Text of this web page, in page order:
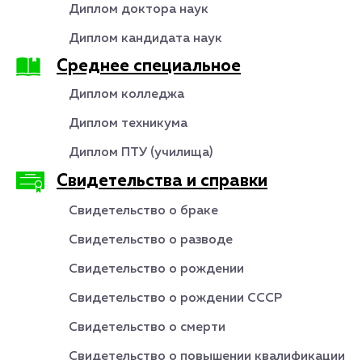
Диплом доктора наук
Диплом кандидата наук
Среднее специальное
Диплом колледжа
Диплом техникума
Диплом ПТУ (училища)
Свидетельства и справки
Свидетельство о браке
Свидетельство о разводе
Свидетельство о рождении
Свидетельство о рождении СССР
Свидетельство о смерти
Свидетельство о повышении квалификации